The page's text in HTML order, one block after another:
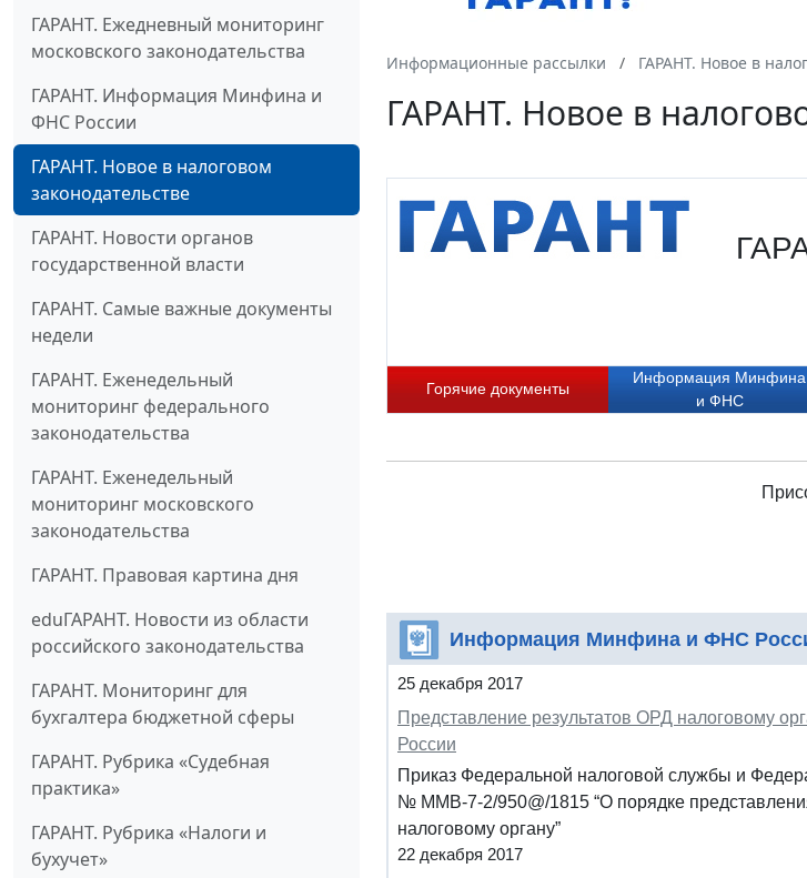
ГАРАНТ. Ежедневный мониторинг
московского законодательства
ГАРАНТ. Информация Минфина и
ФНС России
ГАРАНТ. Новое в налоговом
законодательстве
ГАРАНТ. Новости органов
государственной власти
ГАРАНТ. Самые важные документы
недели
ГАРАНТ. Еженедельный
мониторинг федерального
законодательства
ГАРАНТ. Еженедельный
мониторинг московского
законодательства
ГАРАНТ. Правовая картина дня
eduГАРАНТ. Новости из области
российского законодательства
ГАРАНТ. Мониторинг для
бухгалтера бюджетной сферы
ГАРАНТ. Рубрика «Судебная
практика»
ГАРАНТ. Рубрика «Налоги и
бухучет»
Информационные рассылки ГАРАНТ. Новое в
ГАРАНТ. Новое в
Горячие документы
Информация Минфина
и ФНС
Информация Минфина и ФНС
25 декабря 2017
Представление результатов ОРД налоговому
России
Приказ Федеральной налоговой службы и
№ ММВ-7-2/950@/1815 “О порядке
налоговому органу”
22 декабря 2017